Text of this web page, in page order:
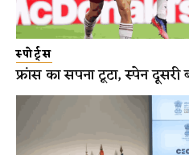
स्पोर्ट्स
फ्रांस का सपना टूटा, स्पेन